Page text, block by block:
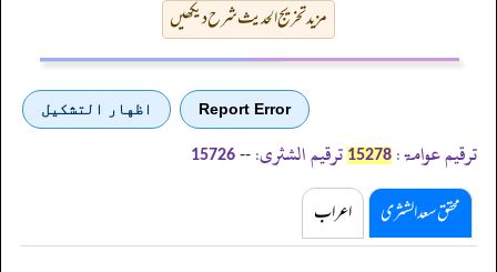
مزید تخریج الحدیث شرح دیکھیں
Report Error اظهار التشكيل
ترقیم عوامۃ: 15278 ترقیم الشثری: --
15726
محقق سعد الشثری اعراب